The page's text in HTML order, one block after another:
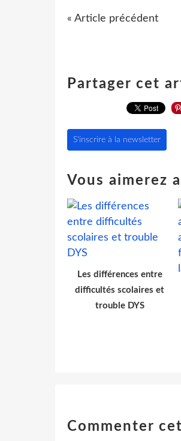
« Article précédent
Partager cet
S'inscrire à la newsletter
Vous aimerez
Les différences entre
difficultés scolaires et
trouble DYS
Commenter